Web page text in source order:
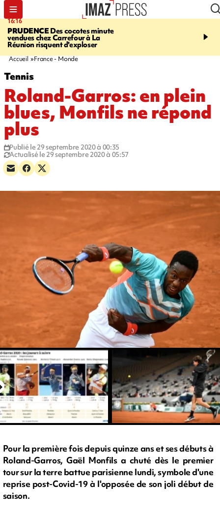
16:16
PRUDENCEDes cocotes minute
vendues chez Carrefour à La
Réunion risquent d'exploser
20:06
l'Asie, mort d'une
Accueil France - Monde
Tennis
Roland-Garros: en plein
blues, Monfils ne répond
plus
Publié le 29 septembre 2020 à 00:35
Actualisé le 29 septembre 2020 à 05:57
Pour la première fois depuis quinze ans et ses débuts à
Roland-Garros, Gaël Monfils a chuté dès le premier
tour sur la terre battue parisienne lundi, symbole d'une
reprise post-Covid-19 à l'opposée de son joli début de
saison.